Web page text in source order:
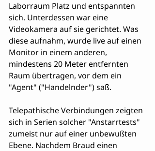
Laborraum Platz und entspannten
sich. Unterdessen war eine
Videokamera auf sie gerichtet. Was
diese aufnahm, wurde live auf einen
Monitor in einem anderen,
mindestens 20 Meter entfernten
Raum übertragen, vor dem ein
"Agent" ("Handelnder") saß.
Telepathische Verbindungen zeigten
sich in Serien solcher "Anstarrtests"
zumeist nur auf einer unbewußten
Ebene. Nachdem Braud einen